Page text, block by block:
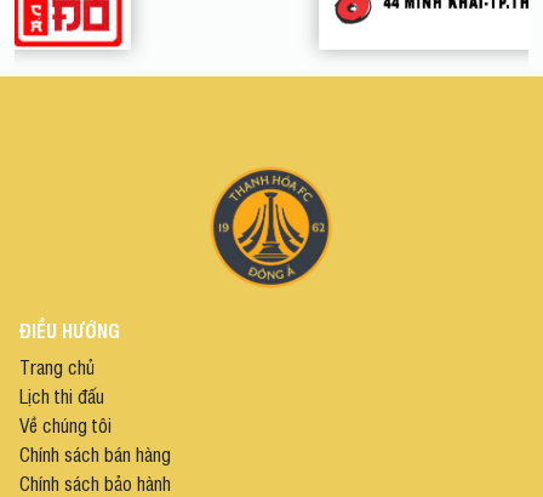
ĐIỀU HƯỚNG
Trang chủ
Lịch thi đấu
Về chúng tôi
Chính sách bán hàng
Chính sách bảo hành